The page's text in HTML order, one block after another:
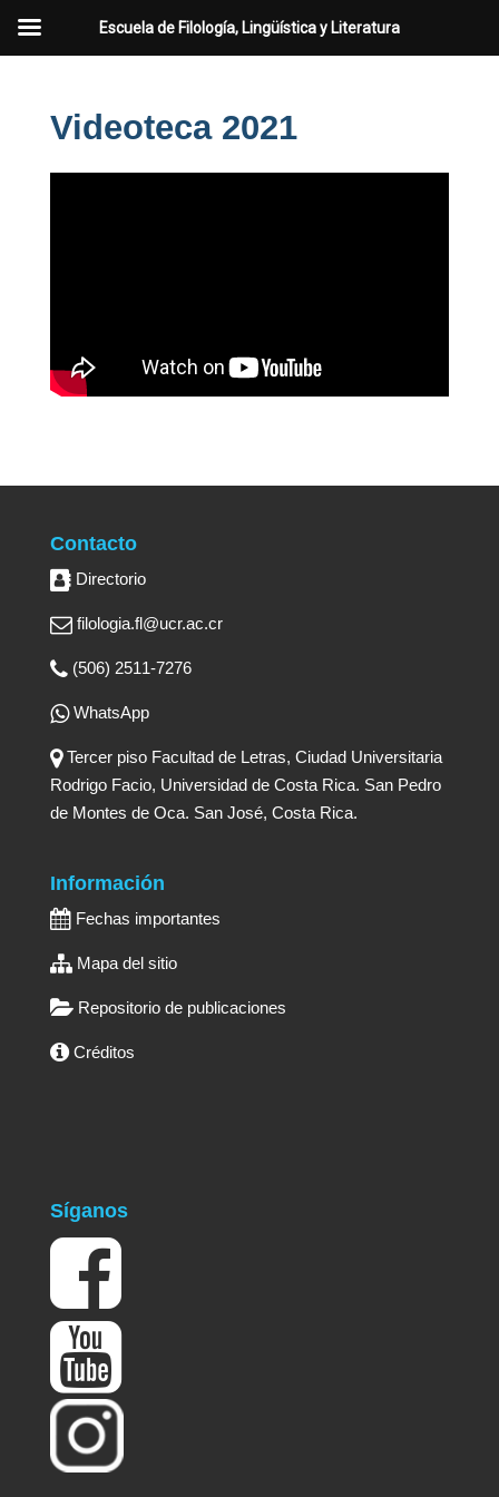
Videoteca 2021
Contacto
Directorio
filologia.fl@ucr.ac.cr
(506) 2511-7276
WhatsApp
Tercer piso Facultad de Letras, Ciudad Universitaria
Rodrigo Facio, Universidad de Costa Rica. San Pedro
de Montes de Oca. San José, Costa Rica.
Información
Fechas importantes
Mapa del sitio
Repositorio de publicaciones
Créditos
Síganos
Escuela de Filología, Lingüística y Literatura